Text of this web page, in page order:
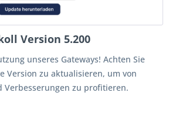
Version 5.200
unseres Gateways! Achten Sie
Version zu aktualisieren, um von
Verbesserungen zu profitieren.